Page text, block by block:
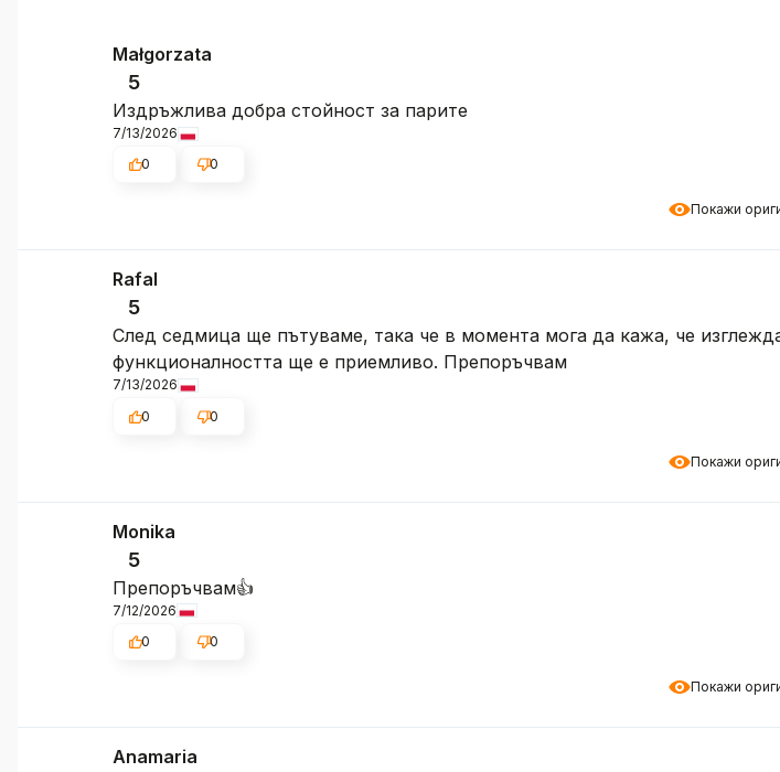
Покажи
Małgorzata
5
Издръжлива добра стойност за парите
7/13/2026
0
0
Покажи
Rafal
5
След седмица ще пътуваме, така че в момента мога да кажа, че
функционалността ще е приемливо. Препоръчвам
7/13/2026
0
0
Покажи
Monika
5
Препоръчвам👍️
7/12/2026
0
0
Anamaria